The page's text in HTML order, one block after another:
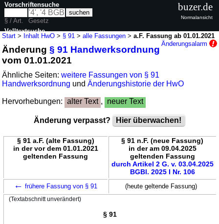
Start > Inhalt HwO > § 91 >alle Fassungen >a.F. Fassung ab 01.01.2021
Änderungsalarm
Änderung§ 91 Handwerksordnung
vom 01.01.2021
Ähnliche Seiten:weitere Fassungen von § 91
Handwerksordnung undÄnderungshistorie der HwO
Hervorhebungen: alter Text , neuer Text
Änderung verpasst? Hier überwachen!
§ 91 a.F. (alte Fassung)
in der vor dem 01.01.2021
geltenden Fassung
§ 91 n.F. (neue Fassung)
in der am 09.04.2025
geltenden Fassung
durch Artikel 2 G. v. 03.04.2025
BGBl. 2025 I Nr. 106
← frühere Fassung von § 91 (heute geltende Fassung)
(Textabschnitt unverändert)
§ 91
Vorschriftensuche
§ / Art.
Gesetz
Volltextsuche
nur in HwO
buzer.de
Normalansicht